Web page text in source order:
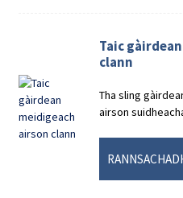
Taic
clann
Tha sling
airson